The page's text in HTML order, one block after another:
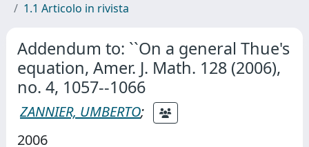
1.1 Articolo in rivista
Addendum to: ``On a general Thue's
equation, Amer. J. Math. 128 (2006),
no. 4, 1057--1066
ZANNIER, UMBERTO;
2006